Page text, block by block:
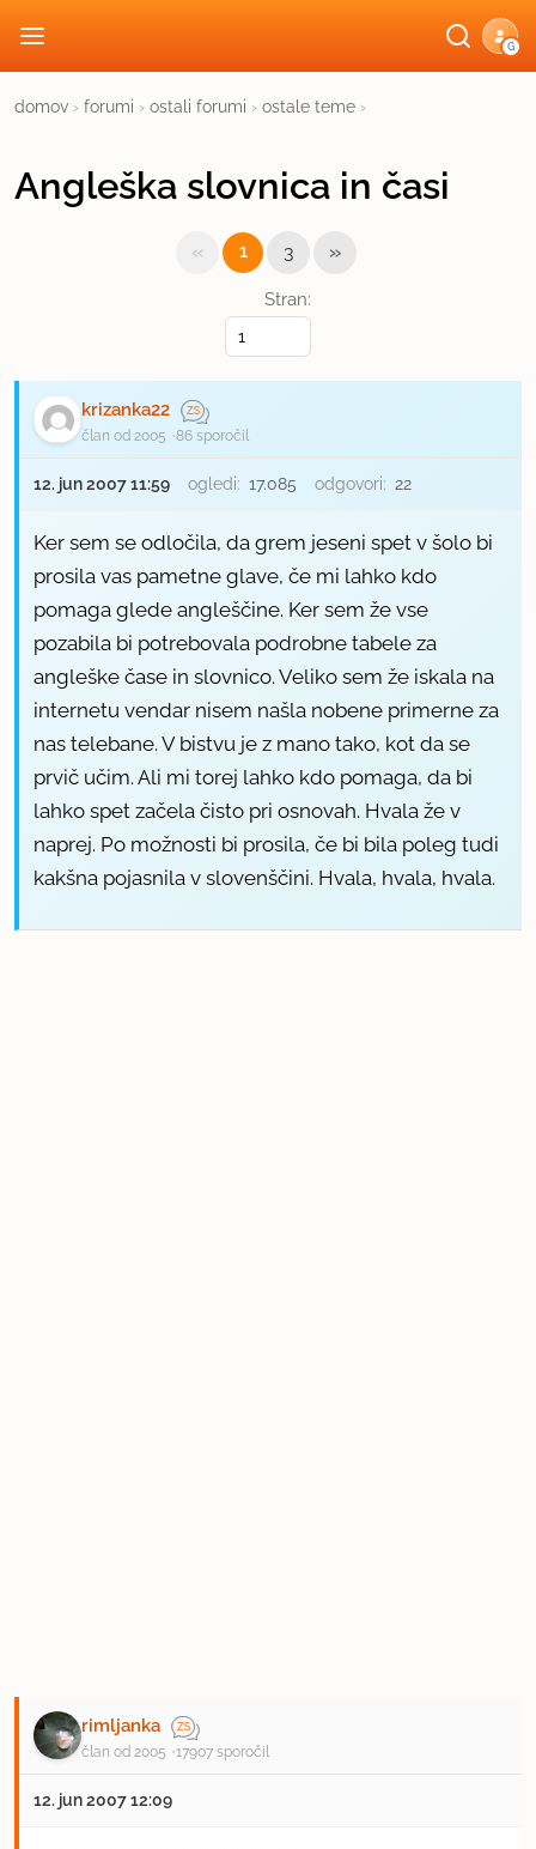
G
domov › forumi › ostali forumi › ostale teme ›
Angleška slovnica in časi
Stran:
« 1 3 »
krizanka22
član od 2005 86 sporočil
12. jun 2007 11:59 ogledi: 17.085 odgovori: 22
Ker sem se odločila, da grem jeseni spet v šolo bi
prosila vas pametne glave, če mi lahko kdo
pomaga glede angleščine. Ker sem že vse
pozabila bi potrebovala podrobne tabele za
angleške čase in slovnico. Veliko sem že iskala na
internetu vendar nisem našla nobene primerne za
nas telebane. V bistvu je z mano tako, kot da se
prvič učim. Ali mi torej lahko kdo pomaga, da bi
lahko spet začela čisto pri osnovah. Hvala že v
naprej. Po možnosti bi prosila, če bi bila poleg tudi
kakšna pojasnila v slovenščini. Hvala, hvala, hvala.
rimljanka
član od 2005 17907 sporočil
12. jun 2007 12:09